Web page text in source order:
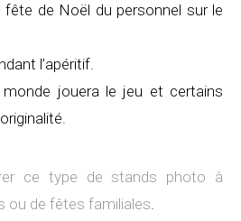
fête de Noël du personnel sur le
l’apéritif.
jouera le jeu et certains
ce type de stands photo à
ou de fêtes familiales.